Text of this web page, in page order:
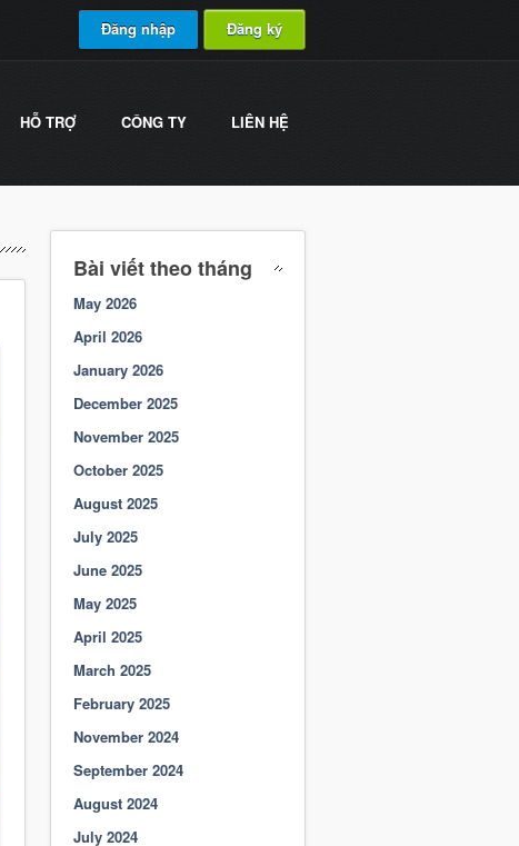
Đăng nhập Đăng ký
HỖ TRỢ CÔNG TY LIÊN HỆ
Bài viết theo tháng
May 2026
April 2026
January 2026
December 2025
November 2025
October 2025
August 2025
July 2025
June 2025
May 2025
April 2025
March 2025
February 2025
November 2024
September 2024
August 2024
July 2024